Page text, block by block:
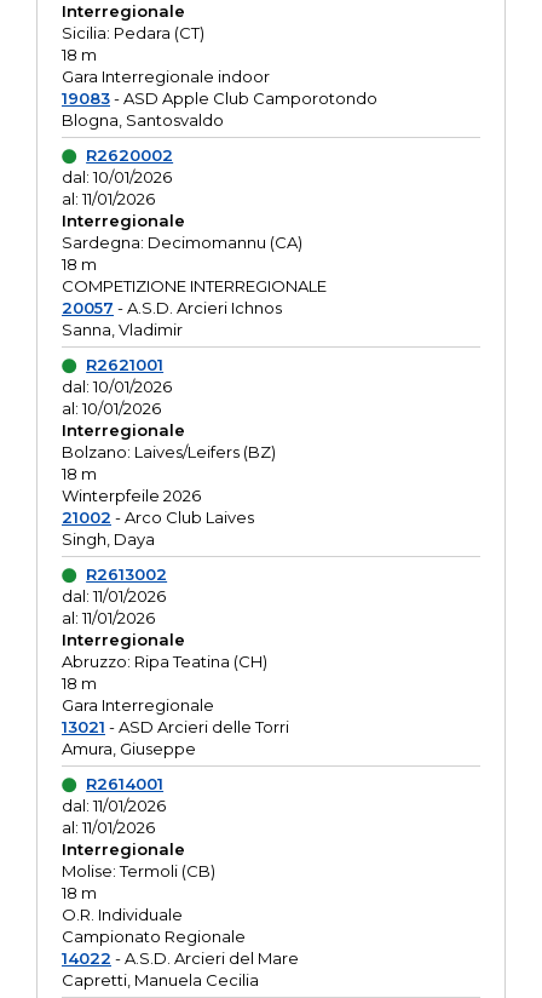
Interregionale
Sicilia: Pedara (CT)
18 m
Gara Interregionale indoor
19083- ASD Apple Club Camporotondo
Blogna, Santosvaldo
R2620002
dal: 10/01/2026
al: 11/01/2026
Interregionale
Sardegna: Decimomannu (CA)
18 m
COMPETIZIONE INTERREGIONALE
20057 - A.S.D. Arcieri Ichnos
Sanna, Vladimir
R2621001
dal: 10/01/2026
al: 10/01/2026
Interregionale
Bolzano: Laives/Leifers (BZ)
18 m
Winterpfeile 2026
21002 - Arco Club Laives
Singh, Daya
R2613002
dal: 11/01/2026
al: 11/01/2026
Interregionale
Abruzzo: Ripa Teatina (CH)
18 m
Gara Interregionale
13021 - ASD Arcieri delle Torri
Amura, Giuseppe
R2614001
dal: 11/01/2026
al: 11/01/2026
Interregionale
Molise: Termoli (CB)
18 m
O.R. Individuale
Campionato Regionale
14022 - A.S.D. Arcieri del Mare
Capretti, Manuela Cecilia